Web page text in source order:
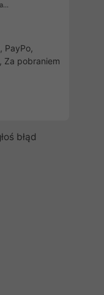
PayPo,
Za pobraniem
błąd